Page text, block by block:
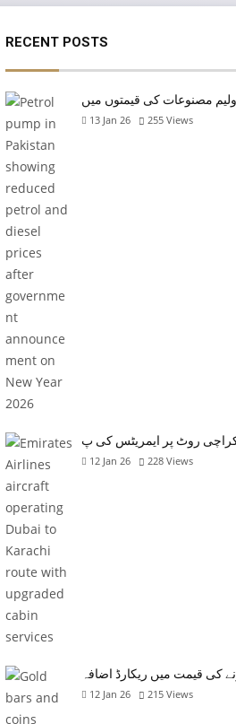
RECENT POSTS
13 Jan 26 255 Views
12 Jan 26 228 Views
12 Jan 26 215 Views